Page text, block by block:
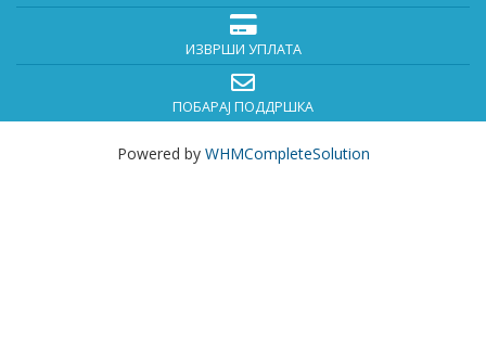
ИЗВРШИ УПЛАТА
ПОБАРАЈ ПОДДРШКА
Powered by WHMCompleteSolution